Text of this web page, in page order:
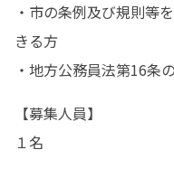
・市の条例及び規則等
きる方
・地方公務員法第16条
【募集人員】
１名